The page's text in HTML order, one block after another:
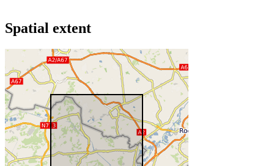
Spatial extent